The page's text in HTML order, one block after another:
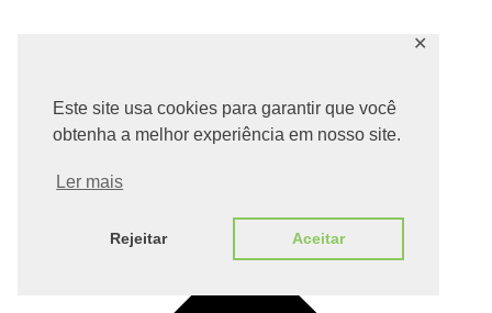
Este site usa cookies para garantir que você
obtenha a melhor experiência em nosso site.
Ler mais
Rejeitar Aceitar
✕